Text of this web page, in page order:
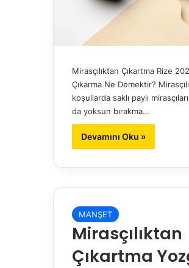
Mirasçılıktan Çıkartma Rize
Çıkarma Ne Demektir?
koşullarda saklı paylı
da yoksun bırakma…
Devamını Oku »
MANŞET
Mirasçılıktan
Çıkartma